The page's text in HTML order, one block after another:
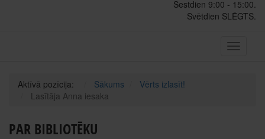
Sestdien 9:00 - 15:00.
Svētdien SLĒGTS.
Toggle
Aktīvā pozīcija: Sākums
Vērts izlasīt!
Lasītāja Anna iesaka
PAR BIBLIOTĒKU